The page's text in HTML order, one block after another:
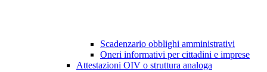
Scadenzario obblighi amministrativi
Oneri informativi per cittadini e imprese
Attestazioni OIV o struttura analoga